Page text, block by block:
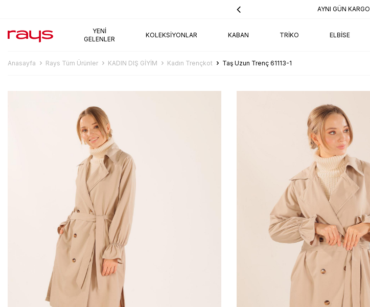
AYNI GÜN KARGO
YENI
GELENLER
KOLEKSIYONLAR KABAN TRIKO ELBISE
Anasayfa Rays Tüm Ürünler KADIN DIŞ GİYİM Kadın Trençkot Taş Uzun Trenç 61113-1